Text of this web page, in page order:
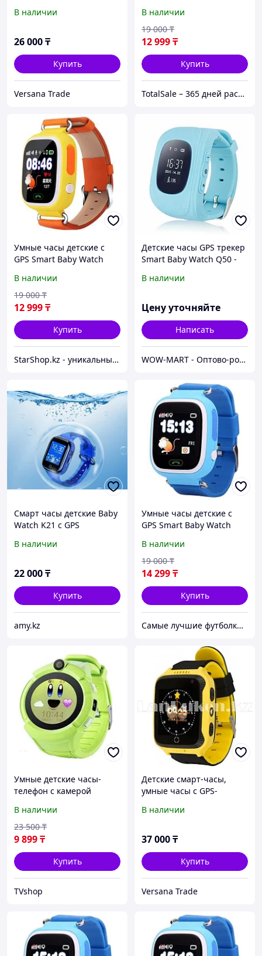
Watch (TD-02)
В наличии
26 000₸
Купить
Versana Trade
В наличии
12 999₸
19 000 ₸
Купить
TotalSale – 365 дней распродажи
Умные часы детские с
GPS Smart Baby Watch
В наличии
12 999₸
19 000 ₸
Купить
StarShop.kz - уникальные вещи с доставкой на дом
Детские часы GPS трекер
Smart Baby Watch Q50 -
В наличии
Цену уточняйте
Написать
WOW-MART - Оптово-розничный Склад - товары на заказ до двери
Смарт часы детские Baby
Watch K21 c GPS
В наличии
22 000₸
Купить
amy.kz
Умные часы детские с
GPS Smart Baby Watch
В наличии
14 299₸
19 000 ₸
Купить
Самые лучшие футболки на планете продаются тут.
Умные детские часы-
телефон с камерой
c GPS-приемником
(Зеленый)
В наличии
9 899₸
23 500 ₸
Купить
TVshop
Детские смарт-часы,
умные часы с GPS-
Watch (G900A)
В наличии
37 000₸
Купить
Versana Trade